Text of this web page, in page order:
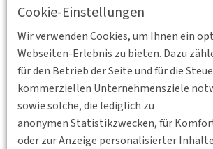
Cookie-Einstellungen
Wir verwenden Cookies, um Ihnen ein
Webseiten-Erlebnis zu bieten. Dazu
für den Betrieb der Seite und für die
kommerziellen Unternehmensziele
sowie solche, die lediglich zu
anonymen Statistikzwecken, für
oder zur Anzeige personalisierter
Wie gewohnt startet die Veranstaltung um
70174 Stuttgart, bei Butterbrezeln und
In diesem Jahr konnten wir Referenten zu
Themen gewinnen:
Julian Horschreferiert zu seinem
Hochschule Heilbronn „
Möglichkeiten